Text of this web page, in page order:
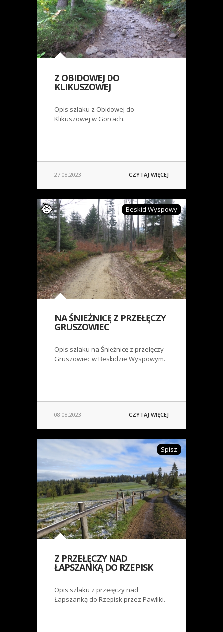
Z OBIDOWEJ DO
KLIKUSZOWEJ
Opis szlaku z Obidowej do
Klikuszowej w Gorcach.
27.08.2023 CZYTAJ WIĘCEJ
Beskid Wyspowy
NA ŚNIEŻNICĘ Z PRZEŁĘCZY
GRUSZOWIEC
Opis szlaku na Śnieżnicę z przełęczy
Gruszowiec w Beskidzie Wyspowym.
08.08.2023 CZYTAJ WIĘCEJ
Spisz
Z PRZEŁĘCZY NAD
ŁAPSZANKĄ DO RZEPISK
Opis szlaku z przełęczy nad
Łapszanką do Rzepisk przez Pawliki.